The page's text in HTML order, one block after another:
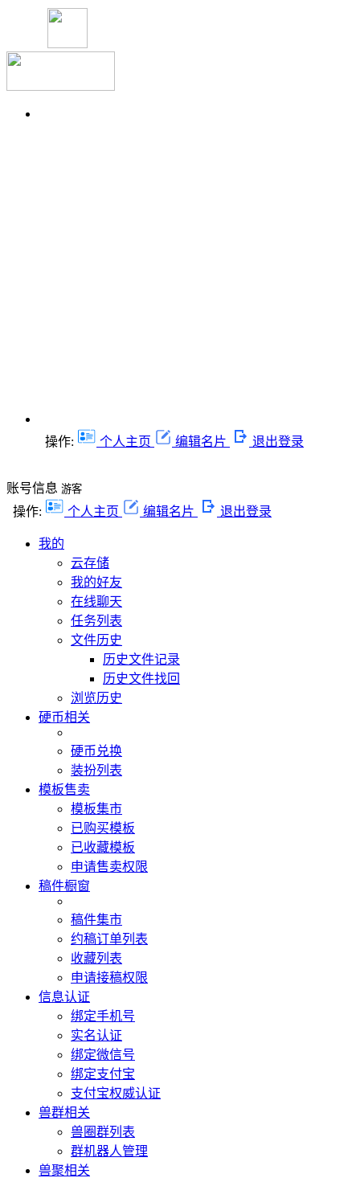
操作: 个人主页 编辑名片 退出登录
账号信息 游客
操作: 个人主页 编辑名片 退出登录
我的
云存储
我的好友
在线聊天
任务列表
文件历史
历史文件记录
历史文件找回
浏览历史
硬币相关
硬币兑换
装扮列表
模板售卖
模板集市
已购买模板
已收藏模板
申请售卖权限
稿件橱窗
稿件集市
约稿订单列表
收藏列表
申请接稿权限
信息认证
绑定手机号
实名认证
绑定微信号
绑定支付宝
支付宝权威认证
兽群相关
兽圈群列表
群机器人管理
兽聚相关